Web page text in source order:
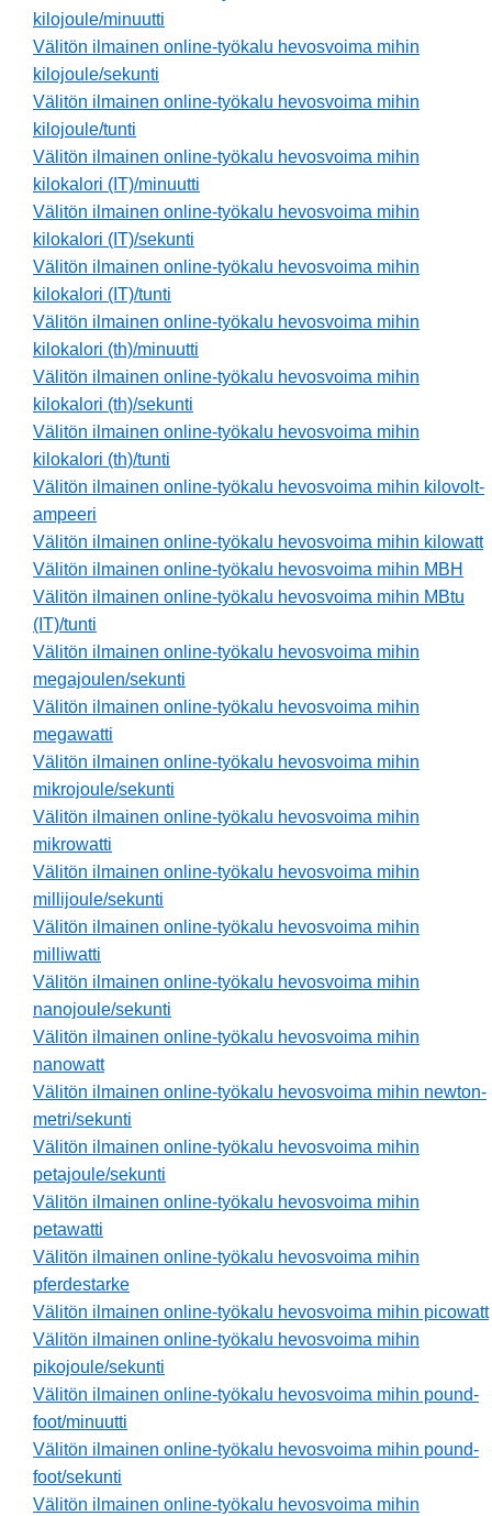
kilojoule/minuutti
Välitön ilmainen online-työkalu hevosvoima mihin
kilojoule/sekunti
Välitön ilmainen online-työkalu hevosvoima mihin
kilojoule/tunti
Välitön ilmainen online-työkalu hevosvoima mihin
kilokalori (IT)/minuutti
Välitön ilmainen online-työkalu hevosvoima mihin
kilokalori (IT)/sekunti
Välitön ilmainen online-työkalu hevosvoima mihin
kilokalori (IT)/tunti
Välitön ilmainen online-työkalu hevosvoima mihin
kilokalori (th)/minuutti
Välitön ilmainen online-työkalu hevosvoima mihin
kilokalori (th)/sekunti
Välitön ilmainen online-työkalu hevosvoima mihin
kilokalori (th)/tunti
Välitön ilmainen online-työkalu hevosvoima mihin kilovolt-
ampeeri
Välitön ilmainen online-työkalu hevosvoima mihin kilowatt
Välitön ilmainen online-työkalu hevosvoima mihin MBH
Välitön ilmainen online-työkalu hevosvoima mihin MBtu
(IT)/tunti
Välitön ilmainen online-työkalu hevosvoima mihin
megajoulen/sekunti
Välitön ilmainen online-työkalu hevosvoima mihin
megawatti
Välitön ilmainen online-työkalu hevosvoima mihin
mikrojoule/sekunti
Välitön ilmainen online-työkalu hevosvoima mihin
mikrowatti
Välitön ilmainen online-työkalu hevosvoima mihin
millijoule/sekunti
Välitön ilmainen online-työkalu hevosvoima mihin
milliwatti
Välitön ilmainen online-työkalu hevosvoima mihin
nanojoule/sekunti
Välitön ilmainen online-työkalu hevosvoima mihin
nanowatt
Välitön ilmainen online-työkalu hevosvoima mihin newton-
metri/sekunti
Välitön ilmainen online-työkalu hevosvoima mihin
petajoule/sekunti
Välitön ilmainen online-työkalu hevosvoima mihin
petawatti
Välitön ilmainen online-työkalu hevosvoima mihin
pferdestarke
Välitön ilmainen online-työkalu hevosvoima mihin picowatt
Välitön ilmainen online-työkalu hevosvoima mihin
pikojoule/sekunti
Välitön ilmainen online-työkalu hevosvoima mihin pound-
foot/minuutti
Välitön ilmainen online-työkalu hevosvoima mihin pound-
foot/sekunti
Välitön ilmainen online-työkalu hevosvoima mihin